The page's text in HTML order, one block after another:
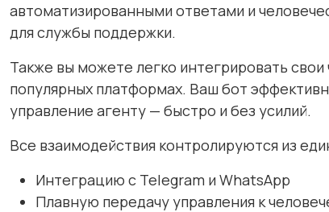
автоматизированными ответами и
для службы поддержки.
Также вы можете легко интегрировать
популярных платформах. Ваш бот
управление агенту — быстро и без усилий.
Все взаимодействия контролируются из
Интеграцию с Telegram и WhatsApp
Плавную передачу управления к